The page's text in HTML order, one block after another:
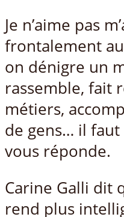
Je n’aime pas
frontalement
on dénigre un
rassemble, fait
métiers,
de gens… il faut
vous réponde.
Carine Galli dit
rend plus